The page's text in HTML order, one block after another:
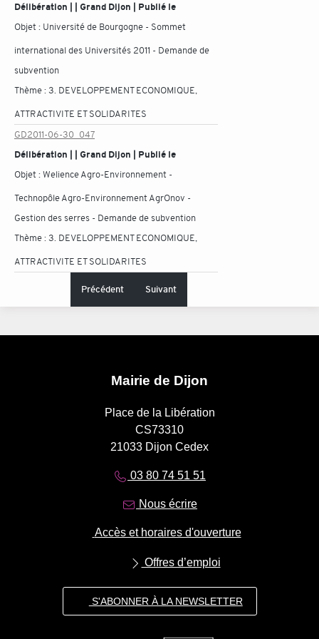
Délibération | | Grand Dijon | Publié le
Objet : Université de Bourgogne - Sommet
international des Universités 2011 - Demande de
subvention
Thème :3. DEVELOPPEMENT ECONOMIQUE,
ATTRACTIVITE ET SOLIDARITES
GD2011-06-30_047
Délibération | | Grand Dijon | Publié le
Objet :Welience Agro-Environnement -
Technopôle Agro-Environnement AgrOnov -
Gestion des serres - Demande de subvention
Thème :3. DEVELOPPEMENT ECONOMIQUE,
ATTRACTIVITE ET SOLIDARITES
Précédent Suivant
Mairie de Dijon
Place de la Libération
CS73310
21033 Dijon Cedex
03 80 74 51 51
Nous écrire
Accès et horaires d'ouverture
Offres d’emploi
S'ABONNER À LA NEWSLETTER